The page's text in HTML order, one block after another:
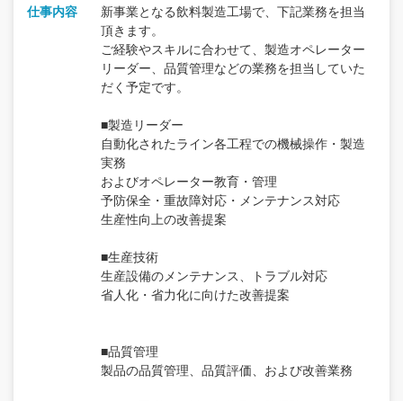
仕事内容
新事業となる飲料製造工場で、下記業務を担当
頂きます。
ご経験やスキルに合わせて、製造オペレーター
リーダー、品質管理などの業務を担当していた
だく予定です。
■製造リーダー
自動化されたライン各工程での機械操作・製造
実務
およびオペレーター教育・管理
予防保全・重故障対応・メンテナンス対応
生産性向上の改善提案
■生産技術
生産設備のメンテナンス、トラブル対応
省人化・省力化に向けた改善提案
■品質管理
製品の品質管理、品質評価、および改善業務